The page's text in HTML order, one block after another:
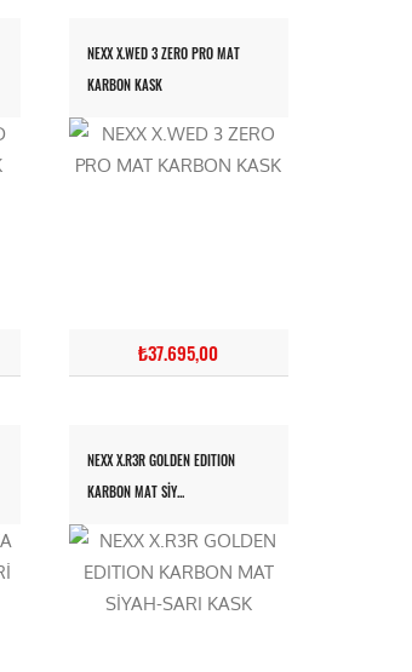
NEXX X.WED 3 ZERO PRO MAT
KARBON KASK
₺37.695,00
NEXX X.R3R GOLDEN EDITION
KARBON MAT SİY...